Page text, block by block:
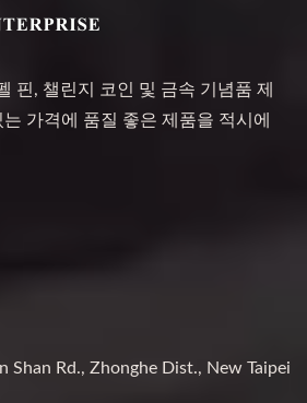
핀, 챌린지 코인 및 금속 기념품 제
가격에 품질 좋은 제품을 적시에
Shan Rd., Zhonghe Dist., New Taipei